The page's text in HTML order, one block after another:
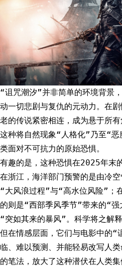
“诅咒潮汐”并非简单的环境背景
动一切悲剧与复仇的元动力。在
老的传说紧密相连，成为悬于所有
这种将自然现象“人格化”乃至“
类面对不可抗力的原始恐惧。
有趣的是，这种恐惧在2025年末
在浙江，海洋部门预警的是由冷
“大风浪过程”与“高水位风险”；
的则是“西部季风季节”带来的“
“突如其来的暴风”。科学将之解
但在情感层面，它们与电影中的“
临、难以预测、并能轻易改写人
的笔法，放大了这种潜伏在人类